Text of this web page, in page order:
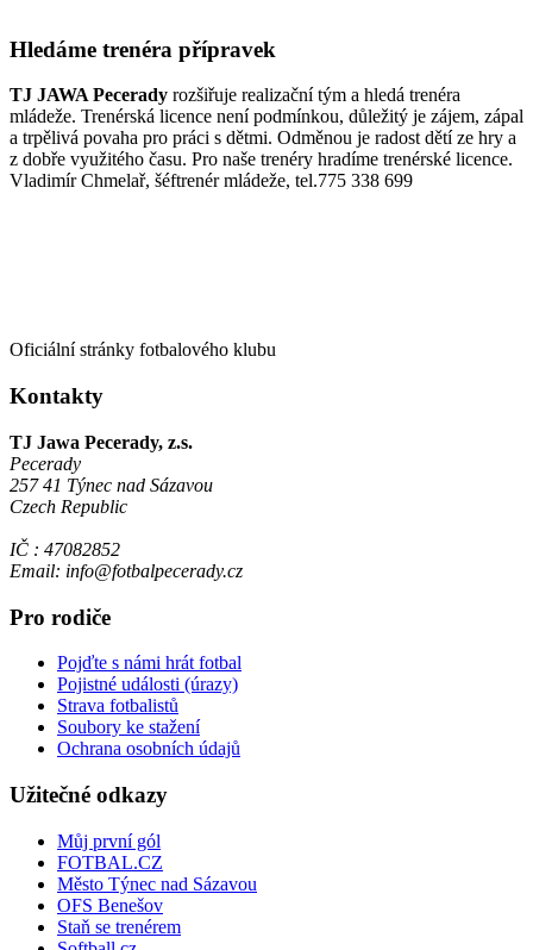
Hledáme trenéra přípravek
TJ JAWA Pecerady rozšiřuje realizační tým a hledá trenéra
mládeže. Trenérská licence není podmínkou, důležitý je zájem, zápal
a trpělivá povaha pro práci s dětmi. Odměnou je radost dětí ze hry a
z dobře využitého času. Pro naše trenéry hradíme trenérské licence.
Vladimír Chmelař, šéftrenér mládeže, tel.775 338 699
Oficiální stránky fotbalového klubu
Kontakty
TJ Jawa Pecerady, z.s.
Pecerady
257 41 Týnec nad Sázavou
Czech Republic
IČ : 47082852
Email: info@fotbalpecerady.cz
Pro rodiče
Pojďte s námi hrát fotbal
Pojistné události (úrazy)
Strava fotbalistů
Soubory ke stažení
Ochrana osobních údajů
Užitečné odkazy
Můj první gól
FOTBAL.CZ
Město Týnec nad Sázavou
OFS Benešov
Staň se trenérem